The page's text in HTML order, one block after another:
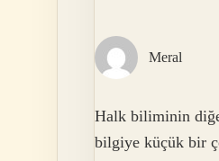
Meral
Halk biliminin
bilgiye küçük bir